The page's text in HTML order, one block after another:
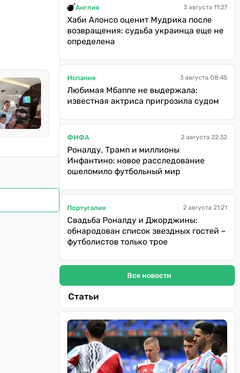
Англия 3 августа 11:27
Хаби Алонсо оценит Мудрика после
возвращения: судьба украинца еще не
определена
Испания 3 августа 08:45
Любимая Мбаппе не выдержала:
известная актриса пригрозила судом
ФИФА 2 августа 22:32
Роналду, Трамп и миллионы
Инфантино: новое расследование
ошеломило футбольный мир
Португалия 2 августа 21:21
Свадьба Роналду и Джорджины:
обнародован список звездных гостей –
футболистов только трое
Все новости
Статьи